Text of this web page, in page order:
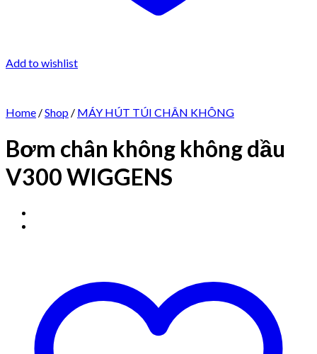
Add to wishlist
Home /Shop / MÁY HÚT TÚI CHÂN KHÔNG
Bơm chân không không dầu
V300 WIGGENS